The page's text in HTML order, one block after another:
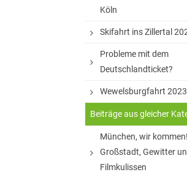
Köln
Skifahrt ins Zillertal
Probleme mit dem
Deutschlandticket?
Wewelsburgfahrt 2023
Beiträge aus gleicher
München, wir
Großstadt, Gewitter
Filmkulissen